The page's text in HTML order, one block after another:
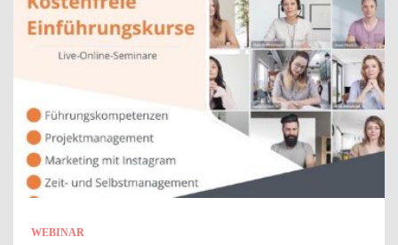
WEBINAR